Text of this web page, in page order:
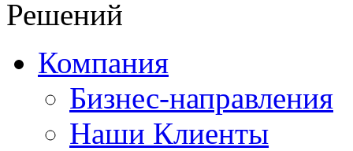
Компания
Бизнес-направления
Наши Клиенты